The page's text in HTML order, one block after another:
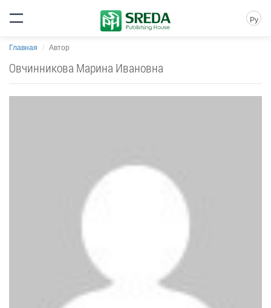
Ру
Главная Автор
Овчинникова Марина Ивановна